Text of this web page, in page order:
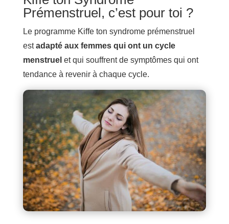
Prémenstruel, c’est pour toi ?
Le programme Kiffe ton syndrome prémenstruel
estadapté aux femmes qui ont un cycle
menstruel et qui souffrent de symptômes qui ont
tendance à revenir à chaque cycle.